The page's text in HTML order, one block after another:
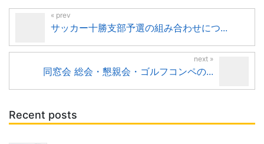
サッカー十勝支部予選の組み合わせにつ...
同窓会 総会・懇親会・ゴルフコンペの...
Recent posts